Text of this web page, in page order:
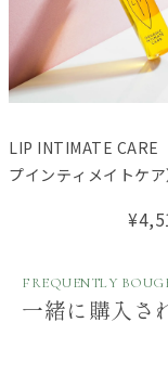
LIP INTIMATE CARE
プインティメイトケ
ジングオイル シーバ
¥
FREQUENTLY
一緒に購入さ